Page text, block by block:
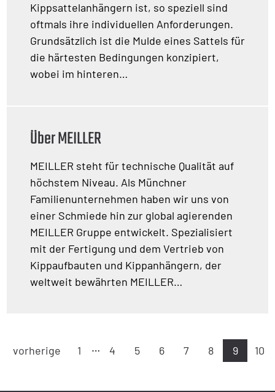
Kippsattelanhängern ist, so speziell sind
oftmals ihre individuellen Anforderungen.
Grundsätzlich ist die Mulde eines Sattels für
die härtesten Bedingungen konzipiert,
wobei im hinteren…
Über MEILLER
MEILLER steht für technische Qualität auf
höchstem Niveau. Als Münchner
Familienunternehmen haben wir uns von
einer Schmiede hin zur global agierenden
MEILLER Gruppe entwickelt. Spezialisiert
mit der Fertigung und dem Vertrieb von
Kippaufbauten und Kippanhängern, der
weltweit bewährten MEILLER…
vorherige 1 … 4 5 6 7 8 9 10